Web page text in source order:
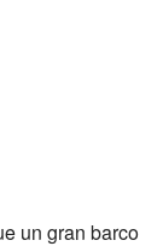
un gran barco